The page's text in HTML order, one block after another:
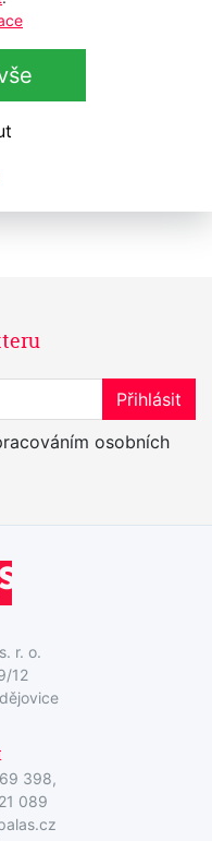
2 Cordless
Přihlásit
osobních
r. o.
12
398,
089